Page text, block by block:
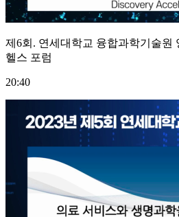
제6회. 연세대학교 융합과학기술원
헬스 포럼
20:40